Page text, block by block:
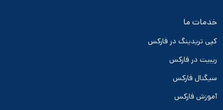
خدمات ما
کپی تریدینگ در فارکس
ریبیت در فارکس
سیگنال فارکس
آموزش فارکس